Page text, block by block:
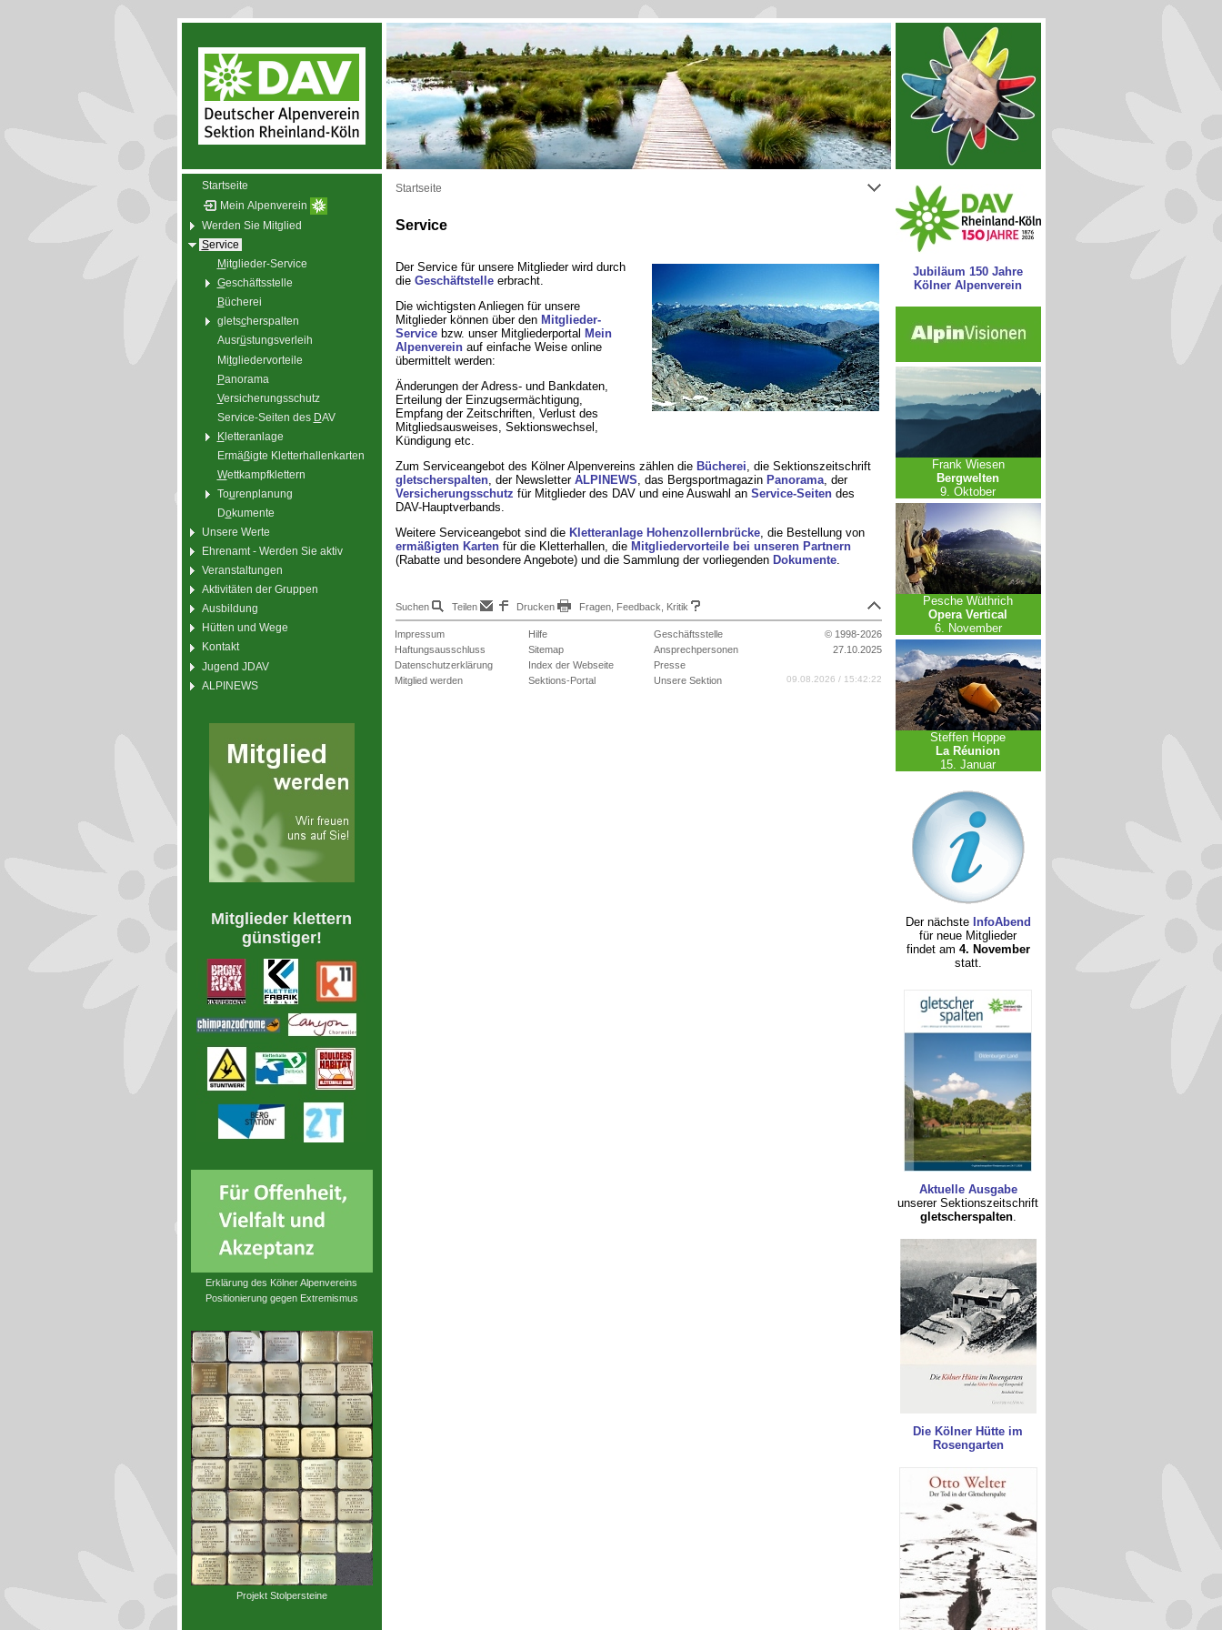
Startseite
Mein Alpenverein
Werden Sie Mitglied
Service
Mitglieder-Service
Geschäftsstelle
Bücherei
gletscherspalten
Ausrüstungsverleih
Mitgliedervorteile
Panorama
Versicherungsschutz
Service-Seiten des DAV
Kletteranlage
Ermäßigte Kletterhallenkarten
Wettkampfklettern
Tourenplanung
Dokumente
Unsere Werte
Ehrenamt - Werden Sie aktiv
Veranstaltungen
Aktivitäten der Gruppen
Ausbildung
Hütten und Wege
Kontakt
Jugend JDAV
ALPINEWS
Mitglieder klettern
günstiger!
Erklärung des Kölner Alpenvereins
Positionierung gegen Extremismus
Projekt Stolpersteine
Startseite
Service
Der Service für unsere Mitglieder wird durch
die Geschäftstelleerbracht.
Die wichtigsten Anliegen für unsere
Mitglieder können über den Mitglieder-
Servicebzw. unser Mitgliederportal Mein
Alpenvereinauf einfache Weise online
übermittelt werden:
Änderungen der Adress- und Bankdaten,
Erteilung der Einzugsermächtigung,
Empfang der Zeitschriften, Verlust des
Mitgliedsausweises, Sektionswechsel,
Kündigung etc.
Zum Serviceangebot des Kölner Alpenvereins zählen die Bücherei, die Sektionszeitschrift
gletscherspalten, der Newsletter ALPINEWS, das Bergsportmagazin Panorama, der
Versicherungsschutz für Mitglieder des DAV und eine Auswahl an Service-Seitendes
DAV-Hauptverbands.
Weitere Serviceangebot sind die Kletteranlage Hohenzollernbrücke, die Bestellung von
ermäßigten Kartenfür die Kletterhallen, die Mitgliedervorteile bei unseren Partnern
(Rabatte und besondere Angebote) und die Sammlung der vorliegenden Dokumente.
Suchen Teilen Drucken Fragen, Feedback, Kritik
Impressum
Haftungsausschluss
Datenschutzerklärung
Mitglied werden
Hilfe
Sitemap
Index der Webseite
Sektions-Portal
Geschäftsstelle
Ansprechpersonen
Presse
Unsere Sektion
© 1998-2026
27.10.2025
09.08.2026 / 15:42:22
Jubiläum 150 Jahre
Kölner Alpenverein
Frank Wiesen
Bergwelten
9. Oktober
Pesche Wüthrich
Opera Vertical
6. November
Steffen Hoppe
La Réunion
15. Januar
Der nächste InfoAbend
für neue Mitglieder
findet am 4. November
statt.
Aktuelle Ausgabe
unserer Sektionszeitschrift
gletscherspalten.
Die Kölner Hütte im
Rosengarten